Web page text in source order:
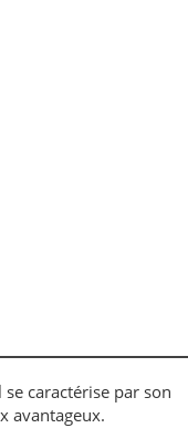
caractérise par son
avantageux.